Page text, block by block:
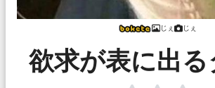
じぇ じぇ
欲求が表に出